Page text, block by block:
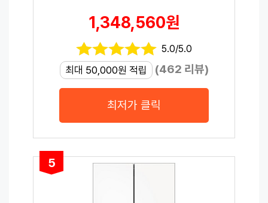
1,348,560원
5.0/5.0
최대 50,000원 적립 (462 리뷰)
최저가 클릭
5